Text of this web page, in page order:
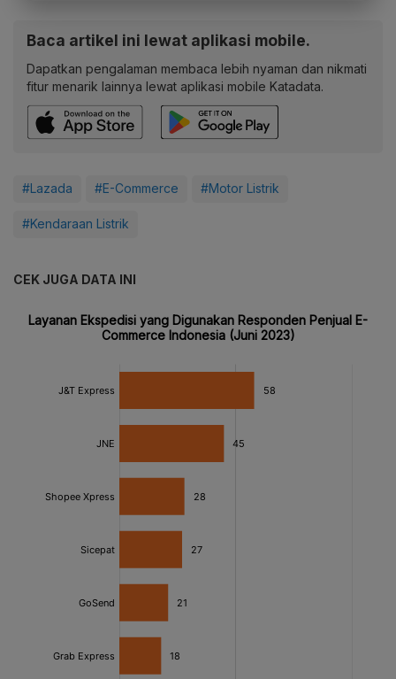
Baca artikel ini lewat aplikasi mobile.
Dapatkan pengalaman membaca lebih nyaman dan nikmati
fitur menarik lainnya lewat aplikasi mobile Katadata.
#Lazada #E-Commerce #Motor Listrik
#Kendaraan Listrik
CEK JUGA DATA INI